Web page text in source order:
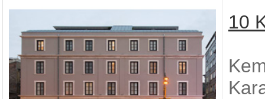
10